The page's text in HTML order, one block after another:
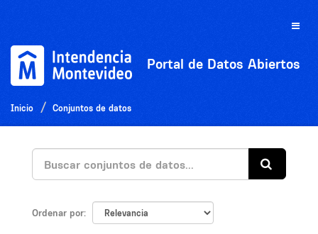
Toggle
Portal de Datos Abiertos
Inicio Conjuntos de datos
Ordenar por